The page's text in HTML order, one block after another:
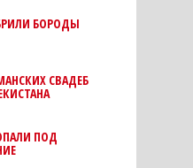
БОРОДЫ
СВАДЕБ
ПОД